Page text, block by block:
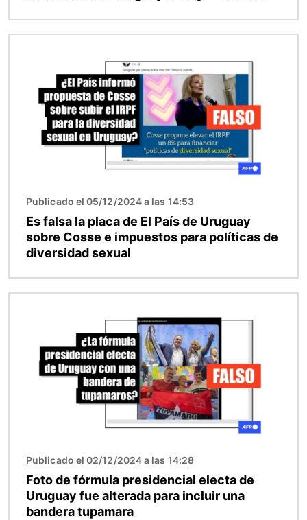
Publicado el 05/12/2024 a las 14:53
Es falsa la placa de El País de Uruguay
sobre Cosse e impuestos para políticas de
diversidad sexual
Publicado el 02/12/2024 a las 14:28
Foto de fórmula presidencial electa de
Uruguay fue alterada para incluir una
bandera tupamara